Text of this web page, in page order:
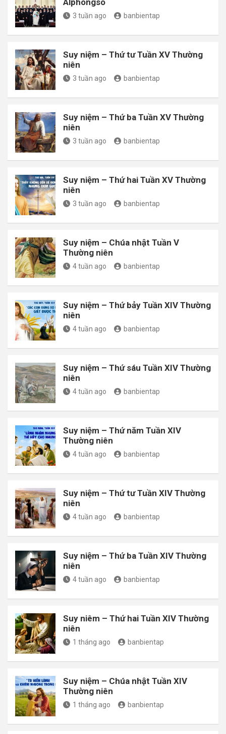
3 tuần ago banbientap
Suy niệm – Thứ tư Tuần XV Thường
niên
3 tuần ago banbientap
Suy niệm – Thứ ba Tuần XV Thường
niên
3 tuần ago banbientap
Suy niệm – Thứ hai Tuần XV Thường
niên
3 tuần ago banbientap
Suy niệm – Chúa nhật Tuần V
Thường niên
4 tuần ago banbientap
Suy niệm – Thứ bảy Tuần XIV Thường
niên
4 tuần ago banbientap
Suy niệm – Thứ sáu Tuần XIV Thường
niên
4 tuần ago banbientap
Suy niệm – Thứ năm Tuần XIV
Thường niên
4 tuần ago banbientap
Suy niệm – Thứ tư Tuần XIV Thường
niên
4 tuần ago banbientap
Suy niệm – Thứ ba Tuần XIV Thường
niên
4 tuần ago banbientap
Suy niêm – Thứ hai Tuần XIV Thường
niên
1 tháng ago banbientap
Suy niệm – Chúa nhật Tuần XIV
Thường niên
1 tháng ago banbientap